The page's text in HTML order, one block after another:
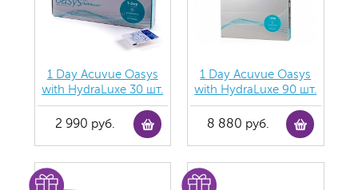
1 Day Acuvue Oasys
with HydraLuxe 30 шт.
2 990 руб.
1 Day Acuvue Oasys
with HydraLuxe 90 шт.
8 880 руб.